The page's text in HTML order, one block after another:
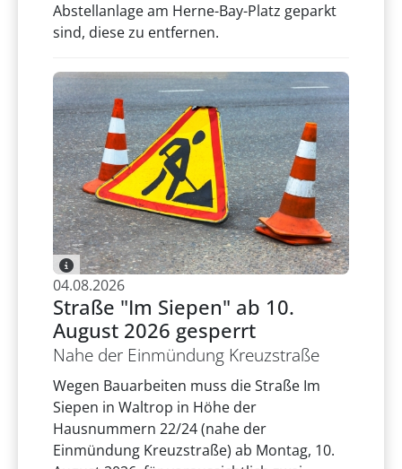
Abstellanlage am Herne-Bay-Platz geparkt
sind, diese zu entfernen.
04.08.2026
Straße "Im Siepen" ab 10.
August 2026 gesperrt
Nahe der Einmündung Kreuzstraße
Wegen Bauarbeiten muss die Straße Im
Siepen in Waltrop in Höhe der
Hausnummern 22/24 (nahe der
Einmündung Kreuzstraße) ab Montag, 10.